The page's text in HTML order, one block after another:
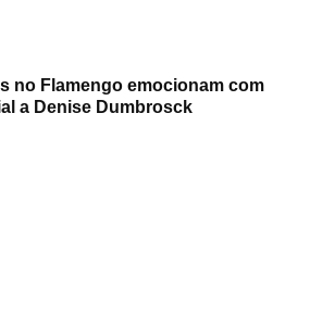
no Flamengo emocionam com
a Denise Dumbrosck